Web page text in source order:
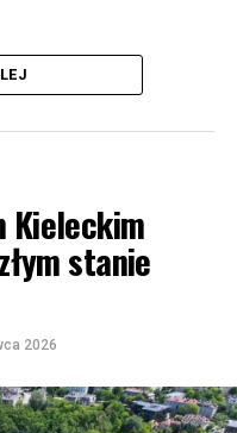
Kieleckim
stanie
2026